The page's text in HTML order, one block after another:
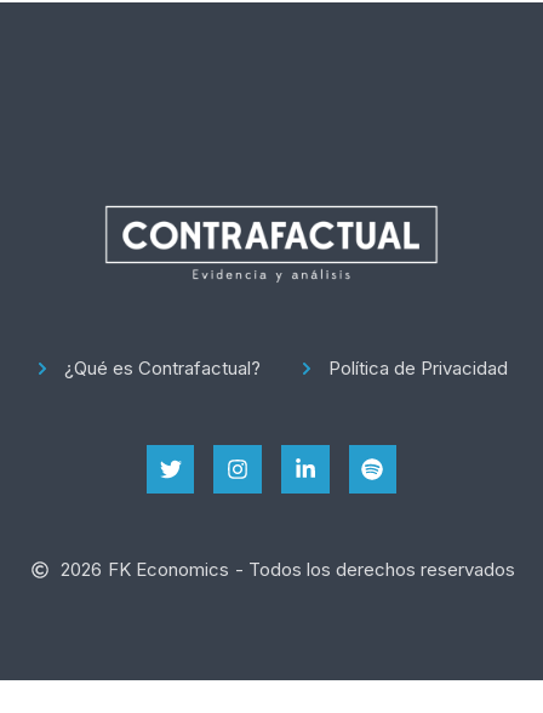
¿Qué es Contrafactual? Política de Privacidad
2026 FK Economics - Todos los derechos reservados